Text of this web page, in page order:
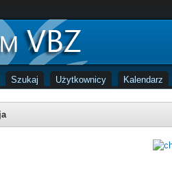
Szukaj Użytkownicy Kalendarz